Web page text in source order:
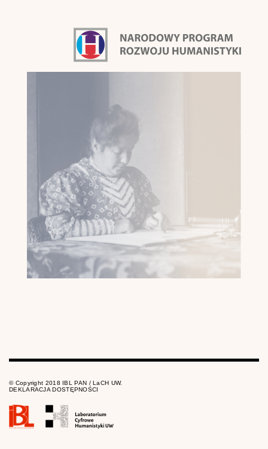
© Copyright 2018 IBL PAN / LaCH UW.
DEKLARACJA DOSTĘPNOŚCI